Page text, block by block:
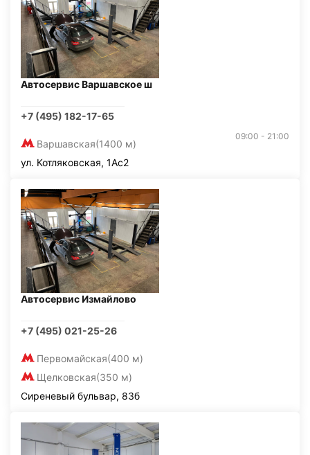
Автосервис Варшавское ш
+7 (495) 182-17-65
Варшавская(1400 м)
09:00 - 21:00
ул. Котляковская, 1Ас2
Автосервис Измайлово
+7 (495) 021-25-26
Первомайская(400 м)
Щелковская(350 м)
Сиреневый бульвар, 83б